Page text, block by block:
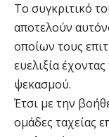
Το συγκριτικό
αποτελούν
οποίων τους
ευελιξία
ψεκασμού.
Έτσι με την
ομάδες ταχείας